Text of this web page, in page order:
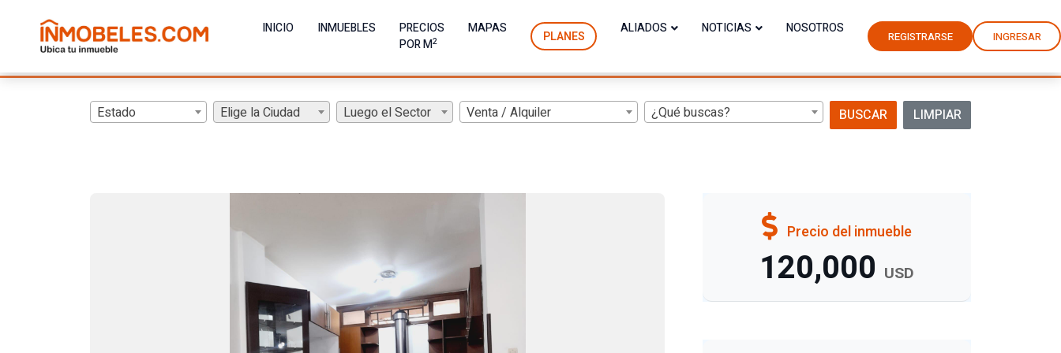
INICIO INMUEBLES
PRECIOS
POR M2
MAPAS PLANES ALIADOS NOTICIAS NOSOTROS REGISTRARSE INGRESAR
Estado Elige la Ciudad Luego el Sector Venta / Alquiler ¿Qué buscas? BUSCAR LIMPIAR
Precio del inmueble
120,000 USD